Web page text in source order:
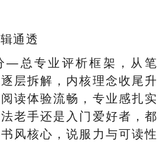
通透
总专业评析框架，从笔
层拆解，内核理念收尾升
读体验流畅，专业感扎实
老手还是入门爱好者，都
风核心，说服力与可读性